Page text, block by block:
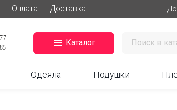
Оплата Доставка
 Каталог
Одеяла Подушки